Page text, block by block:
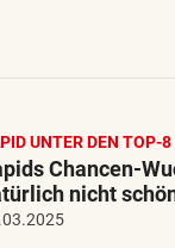
UNTER DEN TOP-8
Chancen-
nicht